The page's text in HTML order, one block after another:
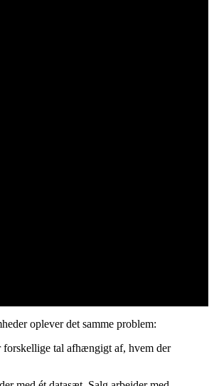
oplever det samme problem:
forskellige tal afhængigt af, hvem der